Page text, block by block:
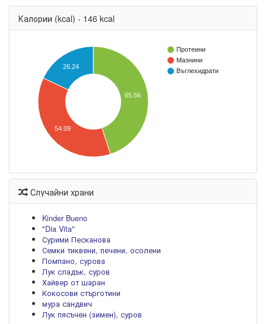
Калории (kcal) - 146 kcal
Протеини
Мазнини
Въглехидрати
65.56
26.24
54.09
Случайни храни
Kinder Bueno
"Dia Vita"
Сурими Песканова
Семки тиквени, печени, осолени
Помпано, сурова
Лук сладък, суров
Хайвер от шаран
Кокосови стърготини
мура сандвич
Лук пясъчен (зимен), суров